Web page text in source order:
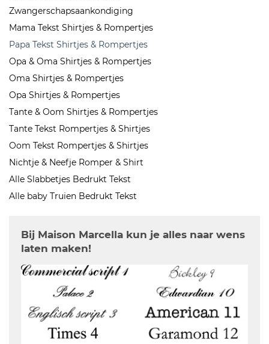
Zwangerschapsaankondiging
Mama Tekst Shirtjes & Rompertjes
Papa Tekst Shirtjes & Rompertjes
Opa & Oma Shirtjes & Rompertjes
Oma Shirtjes & Rompertjes
Opa Shirtjes & Rompertjes
Tante & Oom Shirtjes & Rompertjes
Tante Tekst Rompertjes & Shirtjes
Oom Tekst Rompertjes & Shirtjes
Nichtje & Neefje Romper & Shirt
Alle Slabbetjes Bedrukt Tekst
Alle baby Truien Bedrukt Tekst
Bij Maison Marcella kun je alles naar wens
laten maken!